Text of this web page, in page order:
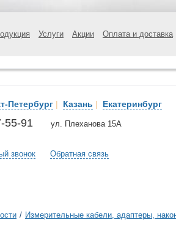
Услуги Акции Оплата и доставка
Петербург | Казань | Екатеринбург
55-91 ул. Плеханова 15А
звонок Обратная связь
/ Измерительные кабели, адаптеры,